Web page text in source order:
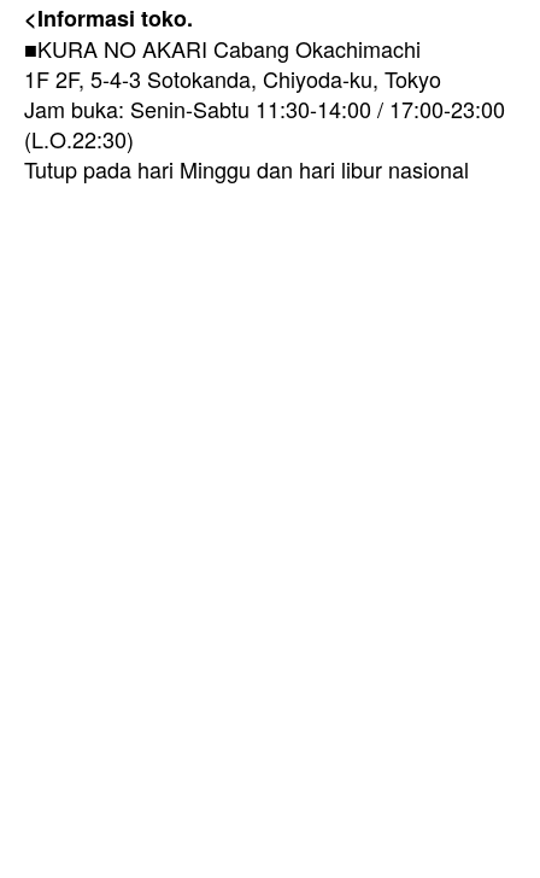
<Informasi toko.
■KURA NO AKARI Cabang Okachimachi
1F 2F, 5-4-3 Sotokanda, Chiyoda-ku, Tokyo
Jam buka: Senin-Sabtu 11:30-14:00 / 17:00-23:00
(L.O.22:30)
Tutup pada hari Minggu dan hari libur nasional